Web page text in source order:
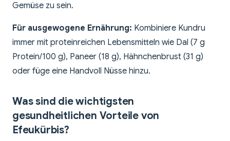
Gemüse zu sein.
Für ausgewogene Ernährung: Kombiniere Kundru
immer mit proteinreichen Lebensmitteln wie Dal (7 g
Protein/100 g), Paneer (18 g), Hähnchenbrust (31 g)
oder füge eine Handvoll Nüsse hinzu.
Was sind die wichtigsten
gesundheitlichen Vorteile von
Efeukürbis?